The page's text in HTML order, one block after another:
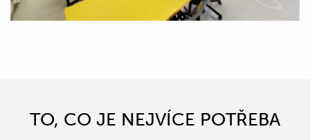
TO, CO JE NEJVÍCE POTŘEBA